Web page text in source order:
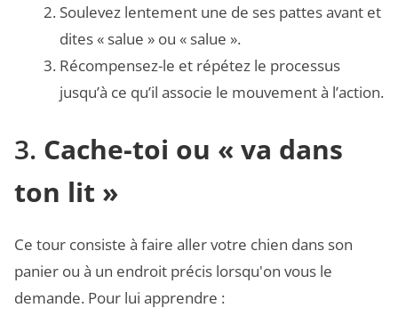
Soulevez lentement une de ses pattes avant et
dites « salue » ou « salue ».
Récompensez-le et répétez le processus
jusqu’à ce qu’il associe le mouvement à l’action.
3. Cache-toi ou « va dans
ton lit »
Ce tour consiste à faire aller votre chien dans son
panier ou à un endroit précis lorsqu'on vous le
demande. Pour lui apprendre :